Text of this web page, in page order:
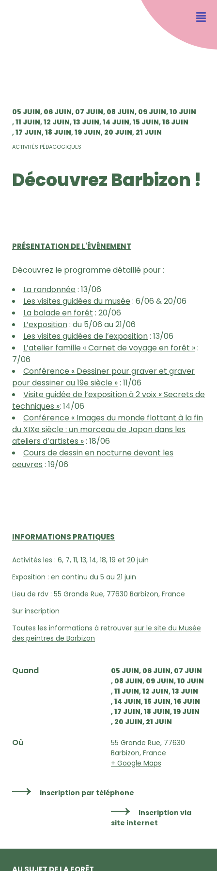
05 JUIN 06 JUIN 07 JUIN 08 JUIN 09 JUIN 10 JUIN
11 JUIN 12 JUIN 13 JUIN 14 JUIN 15 JUIN 16 JUIN
17 JUIN 18 JUIN 19 JUIN 20 JUIN 21 JUIN
ACTIVITÉS PÉDAGOGIQUES
Découvrez Barbizon !
PRÉSENTATION DE L'ÉVÉNEMENT
Découvrez le programme détaillé pour :
La randonnée : 13/06
Les visites guidées du musée : 6/06 & 20/06
La balade en forêt : 20/06
L’exposition: du 5/06 au 21/06
Les visites guidées de l’exposition: 13/06
L’atelier famille « Carnet de voyage en forêt »:
7/06
Conférence « Dessiner pour graver et graver
pour dessiner au 19e siècle »: 11/06
Visite guidée de l’exposition à 2 voix « Secrets de
techniques »: 14/06
Conférence « Images du monde flottant à la fin
du XIXe siècle : un morceau de Japon dans les
ateliers d’artistes »: 18/06
Cours de dessin en nocturne devant les
oeuvres : 19/06
INFORMATIONS PRATIQUES
Activités les : 6, 7, 11, 13, 14, 18, 19 et 20 juin
Exposition : en continu du 5 au 21 juin
Lieu de rdv : 55 Grande Rue, 77630 Barbizon, France
Sur inscription
Toutes les informations à retrouver sur le site du Musée
des peintres de Barbizon
Quand 05 JUIN 06 JUIN 07 JUIN
08 JUIN 09 JUIN 10 JUIN
11 JUIN 12 JUIN 13 JUIN
14 JUIN 15 JUIN 16 JUIN
17 JUIN 18 JUIN 19 JUIN
20 JUIN 21 JUIN
Où
55 Grande Rue, 77630
Barbizon, France
+ Google Maps
Inscription par téléphone
Inscription via
site internet